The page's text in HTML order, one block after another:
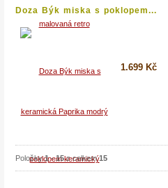
Doza Býk miska s poklopem...
1.699 Kč
Položky1-15z celkem15